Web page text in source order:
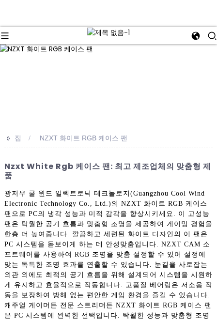
>> 집 NZXT 화이트 RGB 케이스 팬
Nzxt White Rgb 케이스 팬: 최고 제조업체의 맞춤형 제
품
광저우 쿨 윈드 일렉트로닉 테크놀로지(Guangzhou Cool Wind
Electronic Technology Co., Ltd.)의 NZXT 화이트 RGB 케이스
팬으로 PC의 냉각 성능과 미적 감각을 향상시키세요. 이 고성능
팬은 탁월한 공기 흐름과 맞춤형 조명을 제공하여 게이밍 경험을
한층 더 높여줍니다. 깔끔하고 세련된 화이트 디자인의 이 팬은
PC 시스템을 돋보이게 하는 데 안성맞춤입니다. NZXT CAM 소
프트웨어를 사용하여 RGB 조명을 맞춤 설정할 수 있어 설정에
맞는 독특한 조명 효과를 연출할 수 있습니다. 눈길을 사로잡는
외관 외에도 최적의 공기 흐름을 위해 설계되어 시스템을 시원하
게 유지하고 효율적으로 작동합니다. 고품질 베어링은 저소음 작
동을 보장하여 방해 없는 편안한 게임 환경을 즐길 수 있습니다.
캐주얼 게이머든 전문 스트리머든 NZXT 화이트 RGB 케이스 팬
은 PC 시스템에 완벽한 선택입니다. 탁월한 성능과 맞춤형 조명